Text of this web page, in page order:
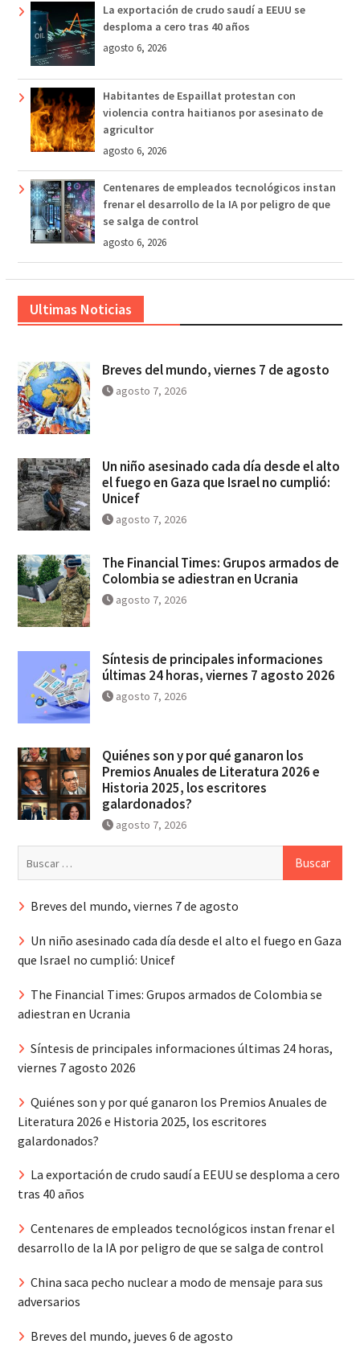
La exportación de crudo saudí a EEUU se
desploma a cero tras 40 años
agosto 6, 2026
Habitantes de Espaillat protestan con
violencia contra haitianos por asesinato de
agricultor
agosto 6, 2026
Centenares de empleados tecnológicos instan
frenar el desarrollo de la IA por peligro de que
se salga de control
agosto 6, 2026
Ultimas Noticias
Breves del mundo, viernes 7 de agosto
agosto 7, 2026
Un niño asesinado cada día desde el alto
el fuego en Gaza que Israel no cumplió:
Unicef
agosto 7, 2026
The Financial Times: Grupos armados de
Colombia se adiestran en Ucrania
agosto 7, 2026
Síntesis de principales informaciones
últimas 24 horas, viernes 7 agosto 2026
agosto 7, 2026
Quiénes son y por qué ganaron los
Premios Anuales de Literatura 2026 e
Historia 2025, los escritores
galardonados?
agosto 7, 2026
Breves del mundo, viernes 7 de agosto
Un niño asesinado cada día desde el alto el fuego en Gaza
que Israel no cumplió: Unicef
The Financial Times: Grupos armados de Colombia se
adiestran en Ucrania
Síntesis de principales informaciones últimas 24 horas,
viernes 7 agosto 2026
Quiénes son y por qué ganaron los Premios Anuales de
Literatura 2026 e Historia 2025, los escritores
galardonados?
La exportación de crudo saudí a EEUU se desploma a cero
tras 40 años
Centenares de empleados tecnológicos instan frenar el
desarrollo de la IA por peligro de que se salga de control
China saca pecho nuclear a modo de mensaje para sus
adversarios
Breves del mundo, jueves 6 de agosto